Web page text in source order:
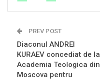
PREV POST
Diaconul ANDREI
KURAEV concediat de la
Academia Teologica din
Moscova pentru